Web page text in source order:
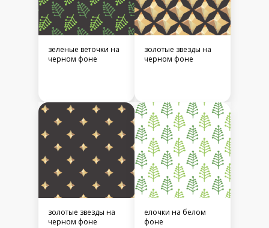
зеленые веточки на
черном фоне
золотые звезды на
черном фоне
золотые звезды на
черном фоне
елочки на белом
фоне